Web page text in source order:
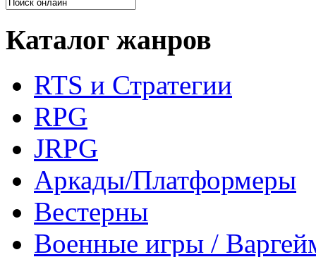
Каталог жанров
RTS и Стратегии
RPG
JRPG
Аркады/Платформеры
Вестерны
Военные игры /